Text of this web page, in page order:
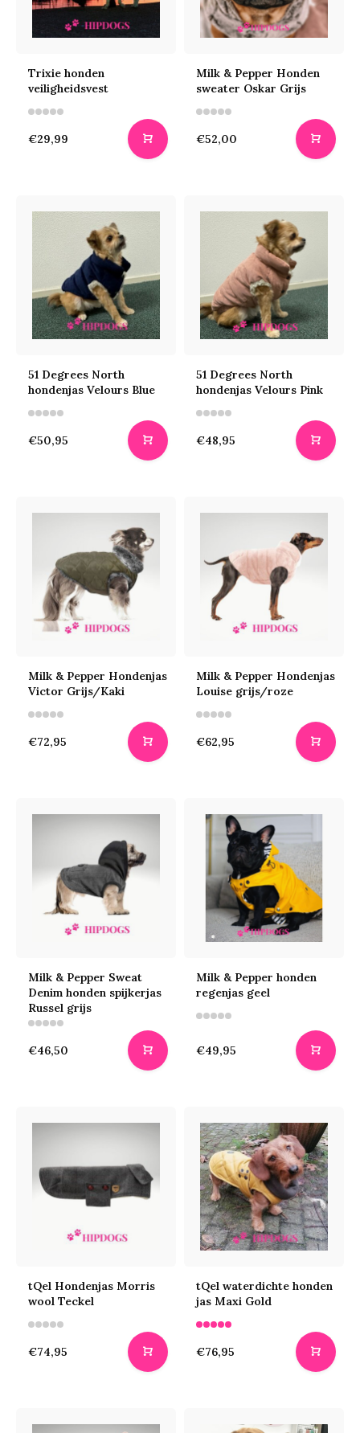
Trixie honden
veiligheidsvest
€29,99
Milk & Pepper Honden
sweater Oskar Grijs
€52,00
51 Degrees North
hondenjas Velours Blue
€50,95
51 Degrees North
hondenjas Velours Pink
€48,95
Milk & Pepper Hondenjas
Victor Grijs/Kaki
€72,95
Milk & Pepper Hondenjas
Louise grijs/roze
€62,95
Milk & Pepper Sweat
Denim honden spijkerjas
Russel grijs
€46,50
Milk & Pepper honden
regenjas geel
€49,95
tQel Hondenjas Morris
wool Teckel
€74,95
tQel waterdichte honden
jas Maxi Gold
€76,95